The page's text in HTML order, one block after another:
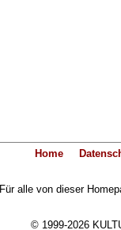
Home
Für alle von dieser
© 1999-2026